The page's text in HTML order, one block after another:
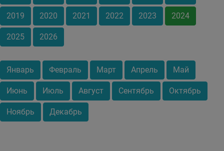
2019 2020 2021 2022 2023 2024
2025 2026
Январь Февраль Март Апрель Май
Июнь Июль Август Сентябрь Октябрь
Ноябрь Декабрь